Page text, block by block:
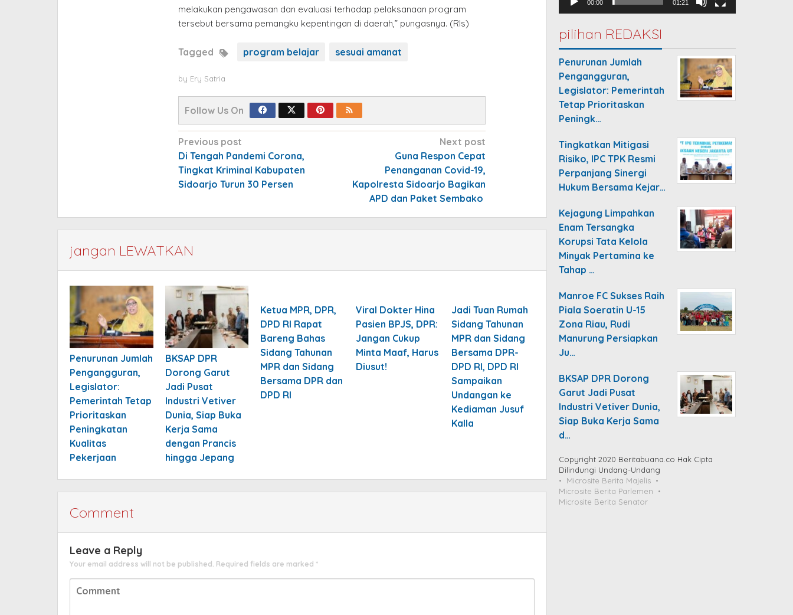
melakukan pengawasan dan evaluasi terhadap pelaksanaan program
tersebut bersama pemangku kepentingan di daerah,” pungasnya. (Rls)
Tagged program belajar sesuai amanat
by Ery Satria
Follow Us On
Post
navigation
Previous post
Di Tengah Pandemi Corona,
Tingkat Kriminal Kabupaten
Sidoarjo Turun 30 Persen
Next post
Guna Respon Cepat
Penanganan Covid-19,
Kapolresta Sidoarjo Bagikan
APD dan Paket Sembako
jangan LEWATKAN
Penurunan Jumlah
Pengangguran,
Legislator:
Pemerintah Tetap
Prioritaskan
Peningkatan
Kualitas
Pekerjaan
BKSAP DPR
Dorong Garut
Jadi Pusat
Industri Vetiver
Dunia, Siap Buka
Kerja Sama
dengan Prancis
hingga Jepang
Ketua MPR, DPR,
DPD RI Rapat
Bareng Bahas
Sidang Tahunan
MPR dan Sidang
Bersama DPR dan
DPD RI
Viral Dokter Hina
Pasien BPJS, DPR:
Jangan Cukup
Minta Maaf, Harus
Diusut!
Jadi Tuan Rumah
Sidang Tahunan
MPR dan Sidang
Bersama DPR-
DPD RI, DPD RI
Sampaikan
Undangan ke
Kediaman Jusuf
Kalla
Comment
Leave a Reply
Your email address will not be published. Required fields are marked *
00:00 01:21
pilihan REDAKSI
Penurunan Jumlah
Pengangguran,
Legislator: Pemerintah
Tetap Prioritaskan
Peningk…
Tingkatkan Mitigasi
Risiko, IPC TPK Resmi
Perpanjang Sinergi
Hukum Bersama Kejar…
Kejagung Limpahkan
Enam Tersangka
Korupsi Tata Kelola
Minyak Pertamina ke
Tahap …
Manroe FC Sukses Raih
Piala Soeratin U-15
Zona Riau, Rudi
Manurung Persiapkan
Ju…
BKSAP DPR Dorong
Garut Jadi Pusat
Industri Vetiver Dunia,
Siap Buka Kerja Sama
d…
Copyright 2020 Beritabuana.co Hak Cipta
Dilindungi Undang-Undang
Microsite Berita Majelis
Microsite Berita Parlemen
Microsite Berita Senator